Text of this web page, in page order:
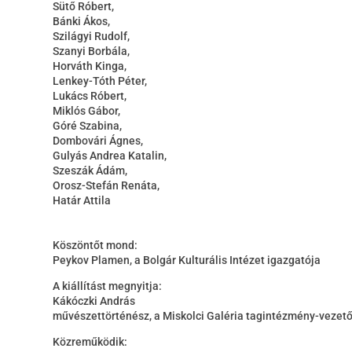
Sütő Róbert,
Bánki Ákos,
Szilágyi Rudolf,
Szanyi Borbála,
Horváth Kinga,
Lenkey-Tóth Péter,
Lukács Róbert,
Miklós Gábor,
Góré Szabina,
Dombovári Ágnes,
Gulyás Andrea Katalin,
Szeszák Ádám,
Orosz-Stefán Renáta,
Határ Attila
Köszöntőt mond:
Peykov Plamen, a Bolgár Kulturális Intézet igazgatója
A kiállítást megnyitja:
Kákóczki András
művészettörténész, a Miskolci Galéria tagintézmény-
Közreműködik: